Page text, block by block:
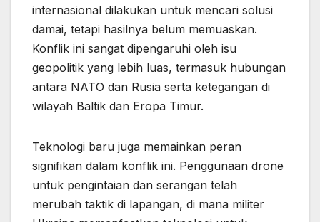
internasional dilakukan untuk mencari solusi
damai, tetapi hasilnya belum memuaskan.
Konflik ini sangat dipengaruhi oleh isu
geopolitik yang lebih luas, termasuk hubungan
antara NATO dan Rusia serta ketegangan di
wilayah Baltik dan Eropa Timur.
Teknologi baru juga memainkan peran
signifikan dalam konflik ini. Penggunaan drone
untuk pengintaian dan serangan telah
merubah taktik di lapangan, di mana militer